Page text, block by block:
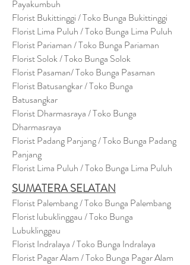
Payakumbuh
Florist Bukittinggi / Toko Bunga Bukittinggi
Florist Lima Puluh / Toko Bunga Lima Puluh
Florist Pariaman / Toko Bunga Pariaman
Florist Solok / Toko Bunga Solok
Florist Pasaman/ Toko Bunga Pasaman
Florist Batusangkar / Toko Bunga
Batusangkar
Florist Dharmasraya / Toko Bunga
Dharmasraya
Florist Padang Panjang / Toko Bunga Padang
Panjang
Florist Lima Puluh / Toko Bunga Lima Puluh
SUMATERA SELATAN
Florist Palembang / Toko Bunga Palembang
Florist lubuklinggau / Toko Bunga
Lubuklinggau
Florist Indralaya / Toko Bunga Indralaya
Florist Pagar Alam / Toko Bunga Pagar Alam